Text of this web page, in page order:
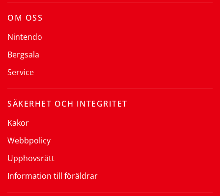
OM OSS
Nintendo
Bergsala
Service
SÄKERHET OCH INTEGRITET
Kakor
Webbpolicy
Upphovsrätt
Information till föräldrar